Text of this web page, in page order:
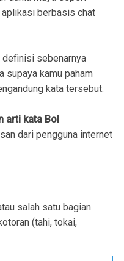
berbasis chat
definisi sebenarnya
supaya kamu paham
kata tersebut.
arti kata Bol
dari pengguna internet
salah satu bagian
(tahi, tokai,